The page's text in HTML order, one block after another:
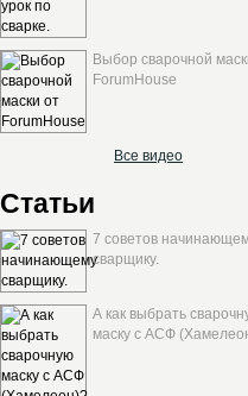
Выбор сварочной
ForumHouse
Все видео
Статьи
7 советов
сварщику.
А как выбрать
маску с АСФ